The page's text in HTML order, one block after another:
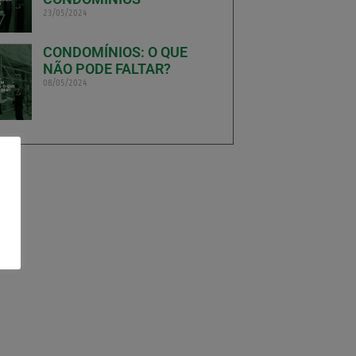
23/05/2024
CONDOMÍNIOS: O QUE
NÃO PODE FALTAR?
08/05/2024